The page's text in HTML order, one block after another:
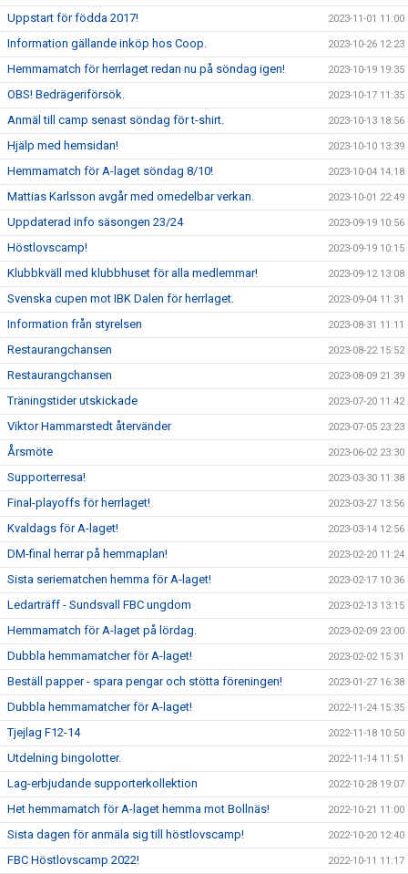
Uppstart för födda 2017! 2023-11-01 11:00
Information gällande inköp hos Coop. 2023-10-26 12:23
Hemmamatch för herrlaget redan nu på söndag igen! 2023-10-19 19:35
OBS! Bedrägeriförsök. 2023-10-17 11:35
Anmäl till camp senast söndag för t-shirt. 2023-10-13 18:56
Hjälp med hemsidan! 2023-10-10 13:39
Hemmamatch för A-laget söndag 8/10! 2023-10-04 14:18
Mattias Karlsson avgår med omedelbar verkan. 2023-10-01 22:49
Uppdaterad info säsongen 23/24 2023-09-19 10:56
Höstlovscamp! 2023-09-19 10:15
Klubbkväll med klubbhuset för alla medlemmar! 2023-09-12 13:08
Svenska cupen mot IBK Dalen för herrlaget. 2023-09-04 11:31
Information från styrelsen 2023-08-31 11:11
Restaurangchansen 2023-08-22 15:52
Restaurangchansen 2023-08-09 21:39
Träningstider utskickade 2023-07-20 11:42
Viktor Hammarstedt återvänder 2023-07-05 23:23
Årsmöte 2023-06-02 23:30
Supporterresa! 2023-03-30 11:38
Final-playoffs för herrlaget! 2023-03-27 13:56
Kvaldags för A-laget! 2023-03-14 12:56
DM-final herrar på hemmaplan! 2023-02-20 11:24
Sista seriematchen hemma för A-laget! 2023-02-17 10:36
Ledarträff - Sundsvall FBC ungdom 2023-02-13 13:15
Hemmamatch för A-laget på lördag. 2023-02-09 23:00
Dubbla hemmamatcher för A-laget! 2023-02-02 15:31
Beställ papper - spara pengar och stötta föreningen! 2023-01-27 16:38
Dubbla hemmamatcher för A-laget! 2022-11-24 15:35
Tjejlag F12-14 2022-11-18 10:50
Utdelning bingolotter. 2022-11-14 11:51
Lag-erbjudande supporterkollektion 2022-10-28 19:07
Het hemmamatch för A-laget hemma mot Bollnäs! 2022-10-21 11:00
Sista dagen för anmäla sig till höstlovscamp! 2022-10-20 12:40
FBC Höstlovscamp 2022! 2022-10-11 11:17